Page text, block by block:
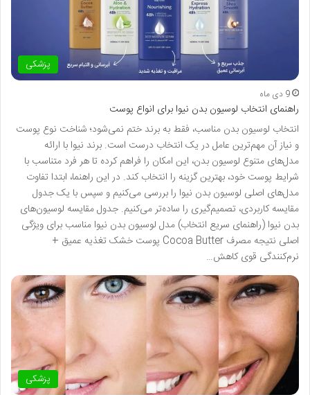
پزشکی
9 دی ماه
راهنمای انتخاب لوسیون بدن نیوا برای انواع پوست
انتخاب لوسیون بدن مناسب، فقط به برند ختم نمی‌شود؛ شناخت نوع پوست
و نیاز آن مهم‌ترین عامل در یک انتخاب درست است. برند نیوا با ارائه
مدل‌های متنوع لوسیون بدن، این امکان را فراهم کرده تا هر فرد متناسب با
شرایط پوست خود، بهترین گزینه را انتخاب کند. در این راهنما، ابتدا تفاوت
مدل‌های اصلی لوسیون بدن نیوا را بررسی می‌کنیم و سپس با یک جدول
مقایسه کاربردی، تصمیم‌گیری را ساده‌تر می‌کنیم. جدول مقایسه لوسیون‌های
بدن نیوا (راهنمای سریع انتخاب) مدل لوسیون بدن نیوا مناسب برای ویژگی
اصلی نتیجه مصرف Cocoa Butter پوست خشک تغذیه عمیق +
نرم‌کنندگی قوی کاهش…
پزشکی